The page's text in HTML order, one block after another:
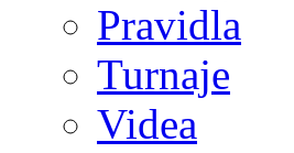
Pravidla
Turnaje
Videa